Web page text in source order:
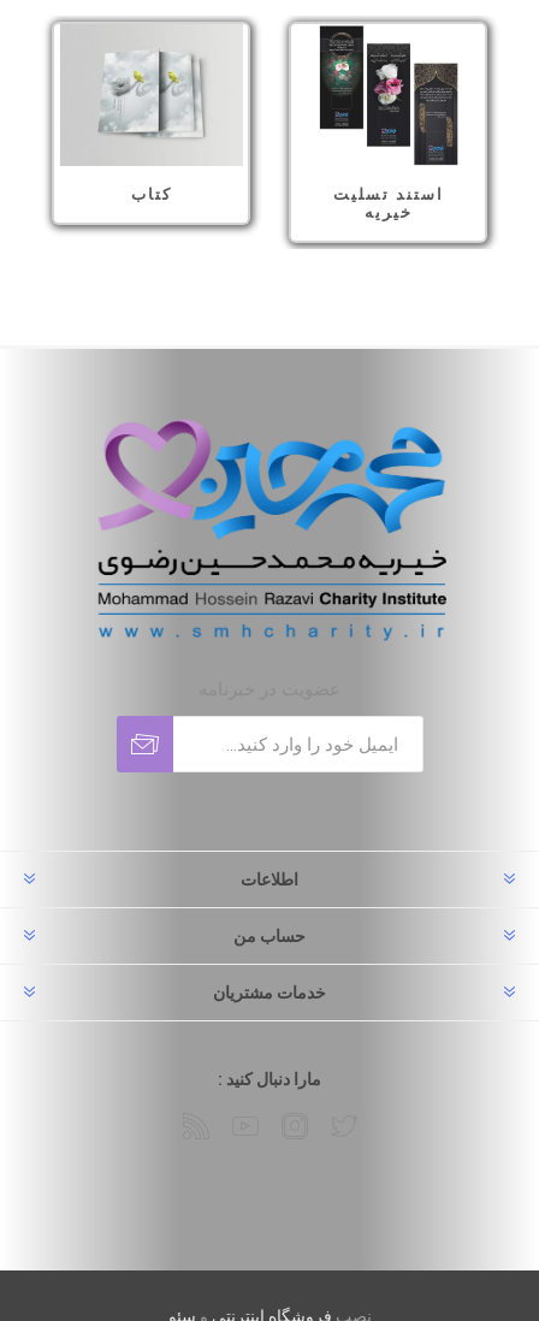
استند تسلیت
خیریه
کتاب
اطلاعات
حساب من
خدمات مشتریان
مارا دنبال کنید :
نصب فروشگاه اینترنتی و سئو